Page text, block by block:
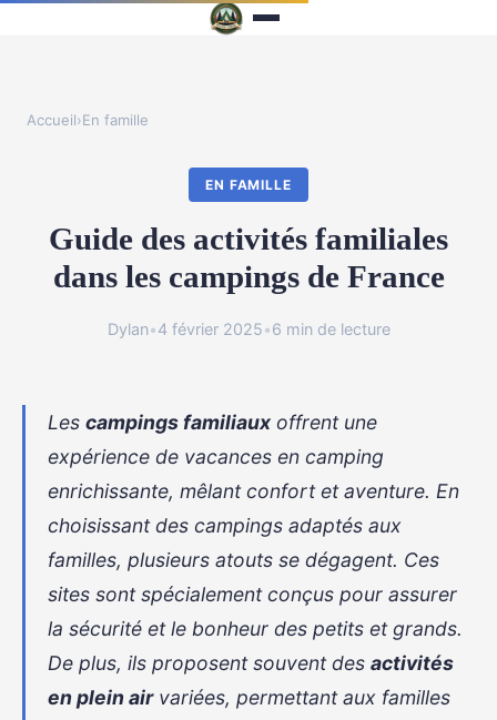
Accueil›En famille
EN FAMILLE
Guide des activités familiales
dans les campings de France
Dylan•4 février 2025•6 min de lecture
Les campings familiaux offrent une
expérience de vacances en camping
enrichissante, mêlant confort et aventure. En
choisissant des campings adaptés aux
familles, plusieurs atouts se dégagent. Ces
sites sont spécialement conçus pour assurer
la sécurité et le bonheur des petits et grands.
De plus, ils proposent souvent des activités
en plein airvariées, permettant aux familles